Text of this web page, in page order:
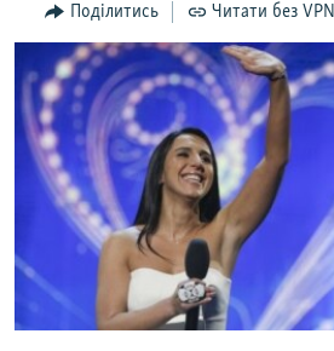
навігації
Перейти
пошуку
БЛОГИ
ПОГЛЯД
ІНТЕРВ'Ю
ВСЕ ЗА ДЕНЬ
СПЕЦПРОЕКТИ
ДЕПОРТАЦІЯ
ВІДЕОУРОКИ «ELIFBE»
СВІДЧЕННЯ ОКУПАЦІЇ
ЯК ОБІЙТИ БЛОКУВАННЯ
Русский
Qırımtatar
Поділитись Читати без VPN